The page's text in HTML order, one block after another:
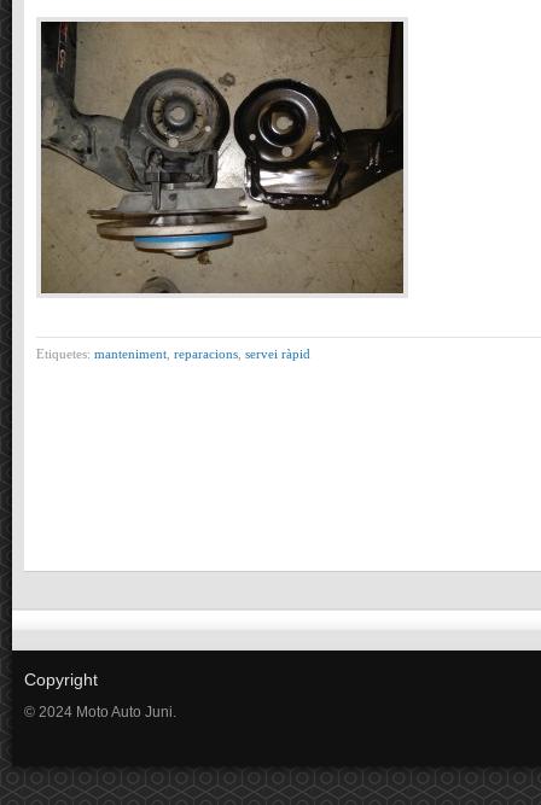
Etiquetes: manteniment reparacions servei ràpid
Copyright
© 2024 Moto Auto Juni.